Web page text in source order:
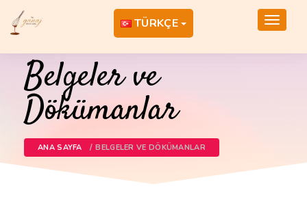
Toggle
TÜRKÇE
Belgeler ve
Dökümanlar
ANA SAYFA BELGELER VE DÖKÜMANLAR